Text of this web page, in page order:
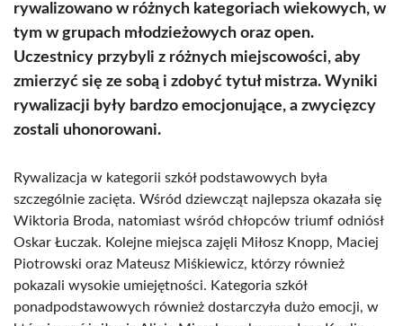
rywalizowano w różnych kategoriach wiekowych, w
tym w grupach młodzieżowych oraz open.
Uczestnicy przybyli z różnych miejscowości, aby
zmierzyć się ze sobą i zdobyć tytuł mistrza. Wyniki
rywalizacji były bardzo emocjonujące, a zwycięzcy
zostali uhonorowani.
Rywalizacja w kategorii szkół podstawowych była
szczególnie zacięta. Wśród dziewcząt najlepsza okazała się
Wiktoria Broda, natomiast wśród chłopców triumf odniósł
Oskar Łuczak. Kolejne miejsca zajęli Miłosz Knopp, Maciej
Piotrowski oraz Mateusz Miśkiewicz, którzy również
pokazali wysokie umiejętności. Kategoria szkół
ponadpodstawowych również dostarczyła dużo emocji, w